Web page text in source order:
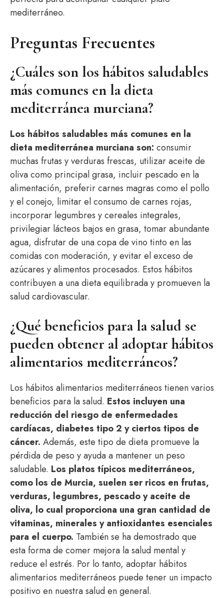
mediterráneo.
Preguntas Frecuentes
¿Cuáles son los hábitos saludables
más comunes en la dieta
mediterránea murciana?
Los hábitos saludables más comunes en la
dieta mediterránea murciana son: consumir
muchas frutas y verduras frescas, utilizar aceite de
oliva como principal grasa, incluir pescado en la
alimentación, preferir carnes magras como el pollo
y el conejo, limitar el consumo de carnes rojas,
incorporar legumbres y cereales integrales,
privilegiar lácteos bajos en grasa, tomar abundante
agua, disfrutar de una copa de vino tinto en las
comidas con moderación, y evitar el exceso de
azúcares y alimentos procesados. Estos hábitos
contribuyen a una dieta equilibrada y promueven la
salud cardiovascular.
¿Qué beneficios para la salud se
pueden obtener al adoptar hábitos
alimentarios mediterráneos?
Los hábitos alimentarios mediterráneos tienen varios
beneficios para la salud. Estos incluyen una
reducción del riesgo de enfermedades
cardíacas, diabetes tipo 2 y ciertos tipos de
cáncer. Además, este tipo de dieta promueve la
pérdida de peso y ayuda a mantener un peso
saludable. Los platos típicos mediterráneos,
como los de Murcia, suelen ser ricos en frutas,
verduras, legumbres, pescado y aceite de
oliva, lo cual proporciona una gran cantidad de
vitaminas, minerales y antioxidantes esenciales
para el cuerpo. También se ha demostrado que
esta forma de comer mejora la salud mental y
reduce el estrés. Por lo tanto, adoptar hábitos
alimentarios mediterráneos puede tener un impacto
positivo en nuestra salud en general.